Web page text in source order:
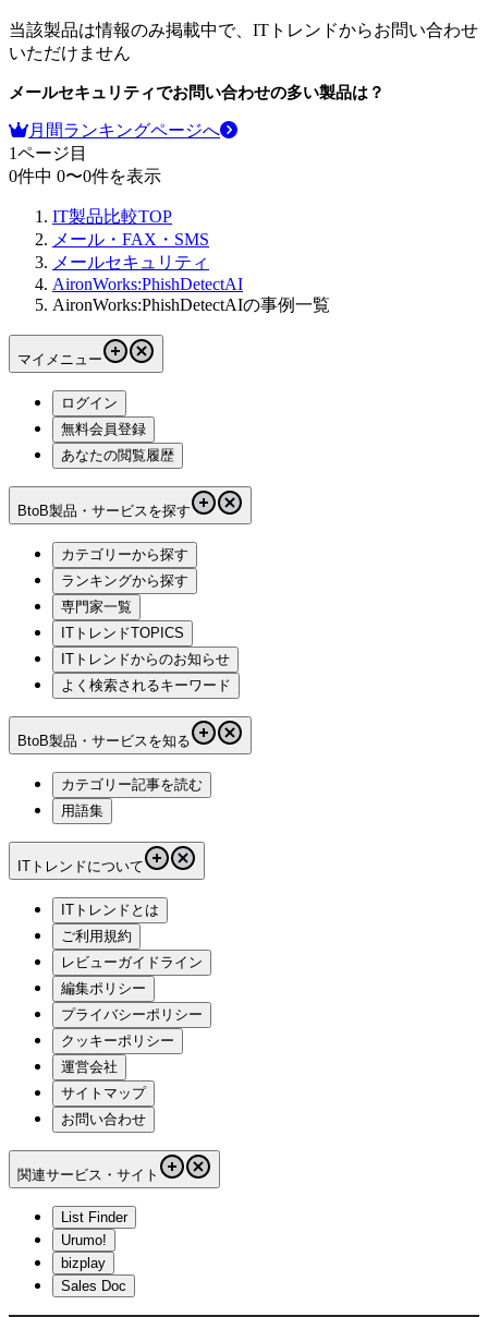
当該製品は情報のみ掲載中で、ITトレンドからお問い合わせ
いただけません
メールセキュリティでお問い合わせの多い製品は？
月間ランキングページへ
1ページ目
0件中 0〜0件を表示
IT製品比較TOP
メール・FAX・SMS
メールセキュリティ
AironWorks:PhishDetectAI
AironWorks:PhishDetectAIの事例一覧
マイメニュー
ログイン
無料会員登録
あなたの閲覧履歴
BtoB製品・サービスを探す
カテゴリーから探す
ランキングから探す
専門家一覧
ITトレンドTOPICS
ITトレンドからのお知らせ
よく検索されるキーワード
BtoB製品・サービスを知る
カテゴリー記事を読む
用語集
ITトレンドについて
ITトレンドとは
ご利用規約
レビューガイドライン
編集ポリシー
プライバシーポリシー
クッキーポリシー
運営会社
サイトマップ
お問い合わせ
関連サービス・サイト
List Finder
Urumo!
bizplay
Sales Doc